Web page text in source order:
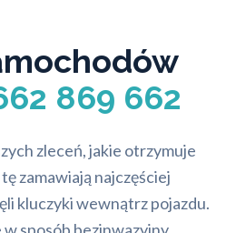
869 662
zleceń, jakie otrzymuje
zamawiają najczęściej
kluczyki wewnątrz pojazdu.